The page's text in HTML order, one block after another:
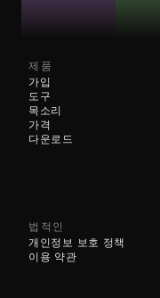
제품
가입
도구
목소리
가격
다운로드
법적인
개인정보 보호 정책
이용 약관